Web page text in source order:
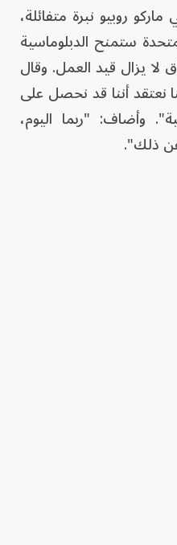
روبيو نبرة متفائلة،
ستمنح الدبلوماسية
لا يزال قيد العمل. وقال
نعتقد أننا قد نحصل على
وأضاف: "ربما اليوم،
ذلك".